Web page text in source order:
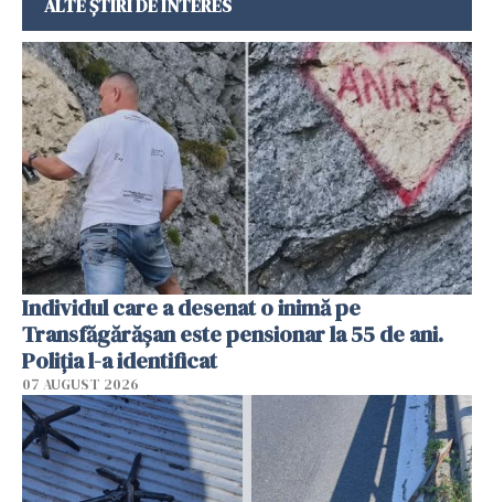
ALTE ȘTIRI DE INTERES
Individul care a desenat o inimă pe
Transfăgărășan este pensionar la 55 de ani.
Poliția l-a identificat
07 AUGUST 2026